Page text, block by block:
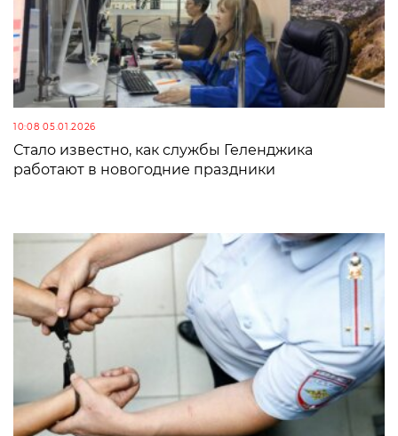
10:08 05.01.2026
Стало известно, как службы Геленджика
работают в новогодние праздники